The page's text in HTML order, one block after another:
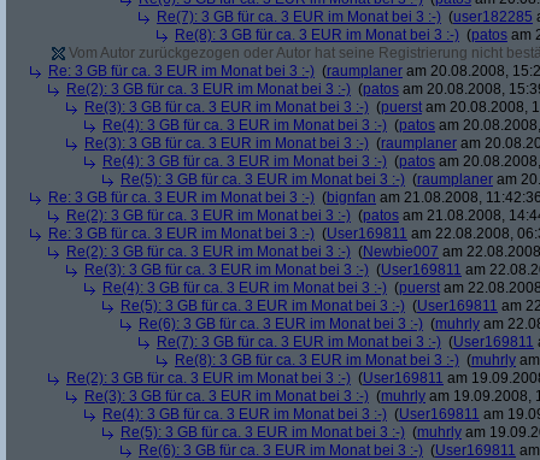
Re(7): 3 GB für ca. 3 EUR im Monat bei 3 :-) (user182285
Re(8): 3 GB für ca. 3 EUR im Monat bei 3 :-) (patos am
Vom Autor zurückgezogen oder Autor hat seine Registrierung nicht
Re: 3 GB für ca. 3 EUR im Monat bei 3 :-) (raumplaner am 20.08.2008,
Re(2): 3 GB für ca. 3 EUR im Monat bei 3 :-) (patos am 20.08.2008,
Re(3): 3 GB für ca. 3 EUR im Monat bei 3 :-) (puerst am 20.08.2008,
Re(4): 3 GB für ca. 3 EUR im Monat bei 3 :-) (patos am
Re(3): 3 GB für ca. 3 EUR im Monat bei 3 :-) (raumplaner am
Re(4): 3 GB für ca. 3 EUR im Monat bei 3 :-) (patos am
Re(5): 3 GB für ca. 3 EUR im Monat bei 3 :-) (raumplaner am
Re: 3 GB für ca. 3 EUR im Monat bei 3 :-) (bignfan am 21.08.2008,
Re(2): 3 GB für ca. 3 EUR im Monat bei 3 :-) (patos am 21.08.2008,
Re: 3 GB für ca. 3 EUR im Monat bei 3 :-) (User169811 am 22.08.2008,
Re(2): 3 GB für ca. 3 EUR im Monat bei 3 :-) (Newbie007 am
Re(3): 3 GB für ca. 3 EUR im Monat bei 3 :-) (User169811 am
Re(4): 3 GB für ca. 3 EUR im Monat bei 3 :-) (puerst am
Re(5): 3 GB für ca. 3 EUR im Monat bei 3 :-) (User169811 am
Re(6): 3 GB für ca. 3 EUR im Monat bei 3 :-) (muhrly am
Re(7): 3 GB für ca. 3 EUR im Monat bei 3 :-) (User169811
Re(8): 3 GB für ca. 3 EUR im Monat bei 3 :-) (muhrly
Re(2): 3 GB für ca. 3 EUR im Monat bei 3 :-) (User169811 am
Re(3): 3 GB für ca. 3 EUR im Monat bei 3 :-) (muhrly am 19.09.2008,
Re(4): 3 GB für ca. 3 EUR im Monat bei 3 :-) (User169811 am
Re(5): 3 GB für ca. 3 EUR im Monat bei 3 :-) (muhrly am
Re(6): 3 GB für ca. 3 EUR im Monat bei 3 :-) (User169811